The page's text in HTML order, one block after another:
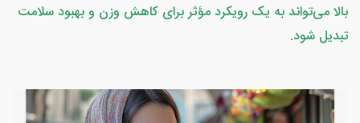
بالا می‌تواند به یک رویکرد مؤثر برای کاهش وزن و بهبود سلامت
تبدیل شود.